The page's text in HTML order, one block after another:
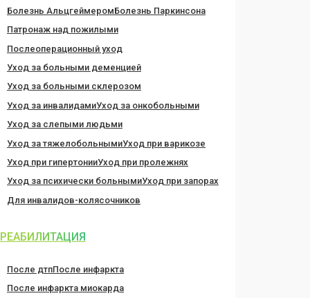
Болезнь АльцгеймеромБолезнь Паркинсона
Патронаж над пожилыми
Послеоперационный уход
Уход за больными деменцией
Уход за больными склерозом
Уход за инвалидамиУход за онкобольными
Уход за слепыми людьми
Уход за тяжелобольнымиУход при варикозе
Уход при гипертонииУход при пролежнях
Уход за психически больнымиУход при запорах
Для инвалидов-колясочников
РЕАБИЛИТАЦИЯ
После дтпПосле инфаркта
После инфаркта миокарда